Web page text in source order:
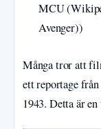
MCU
Avenger))
Många tror att
ett reportage
1943. Detta är